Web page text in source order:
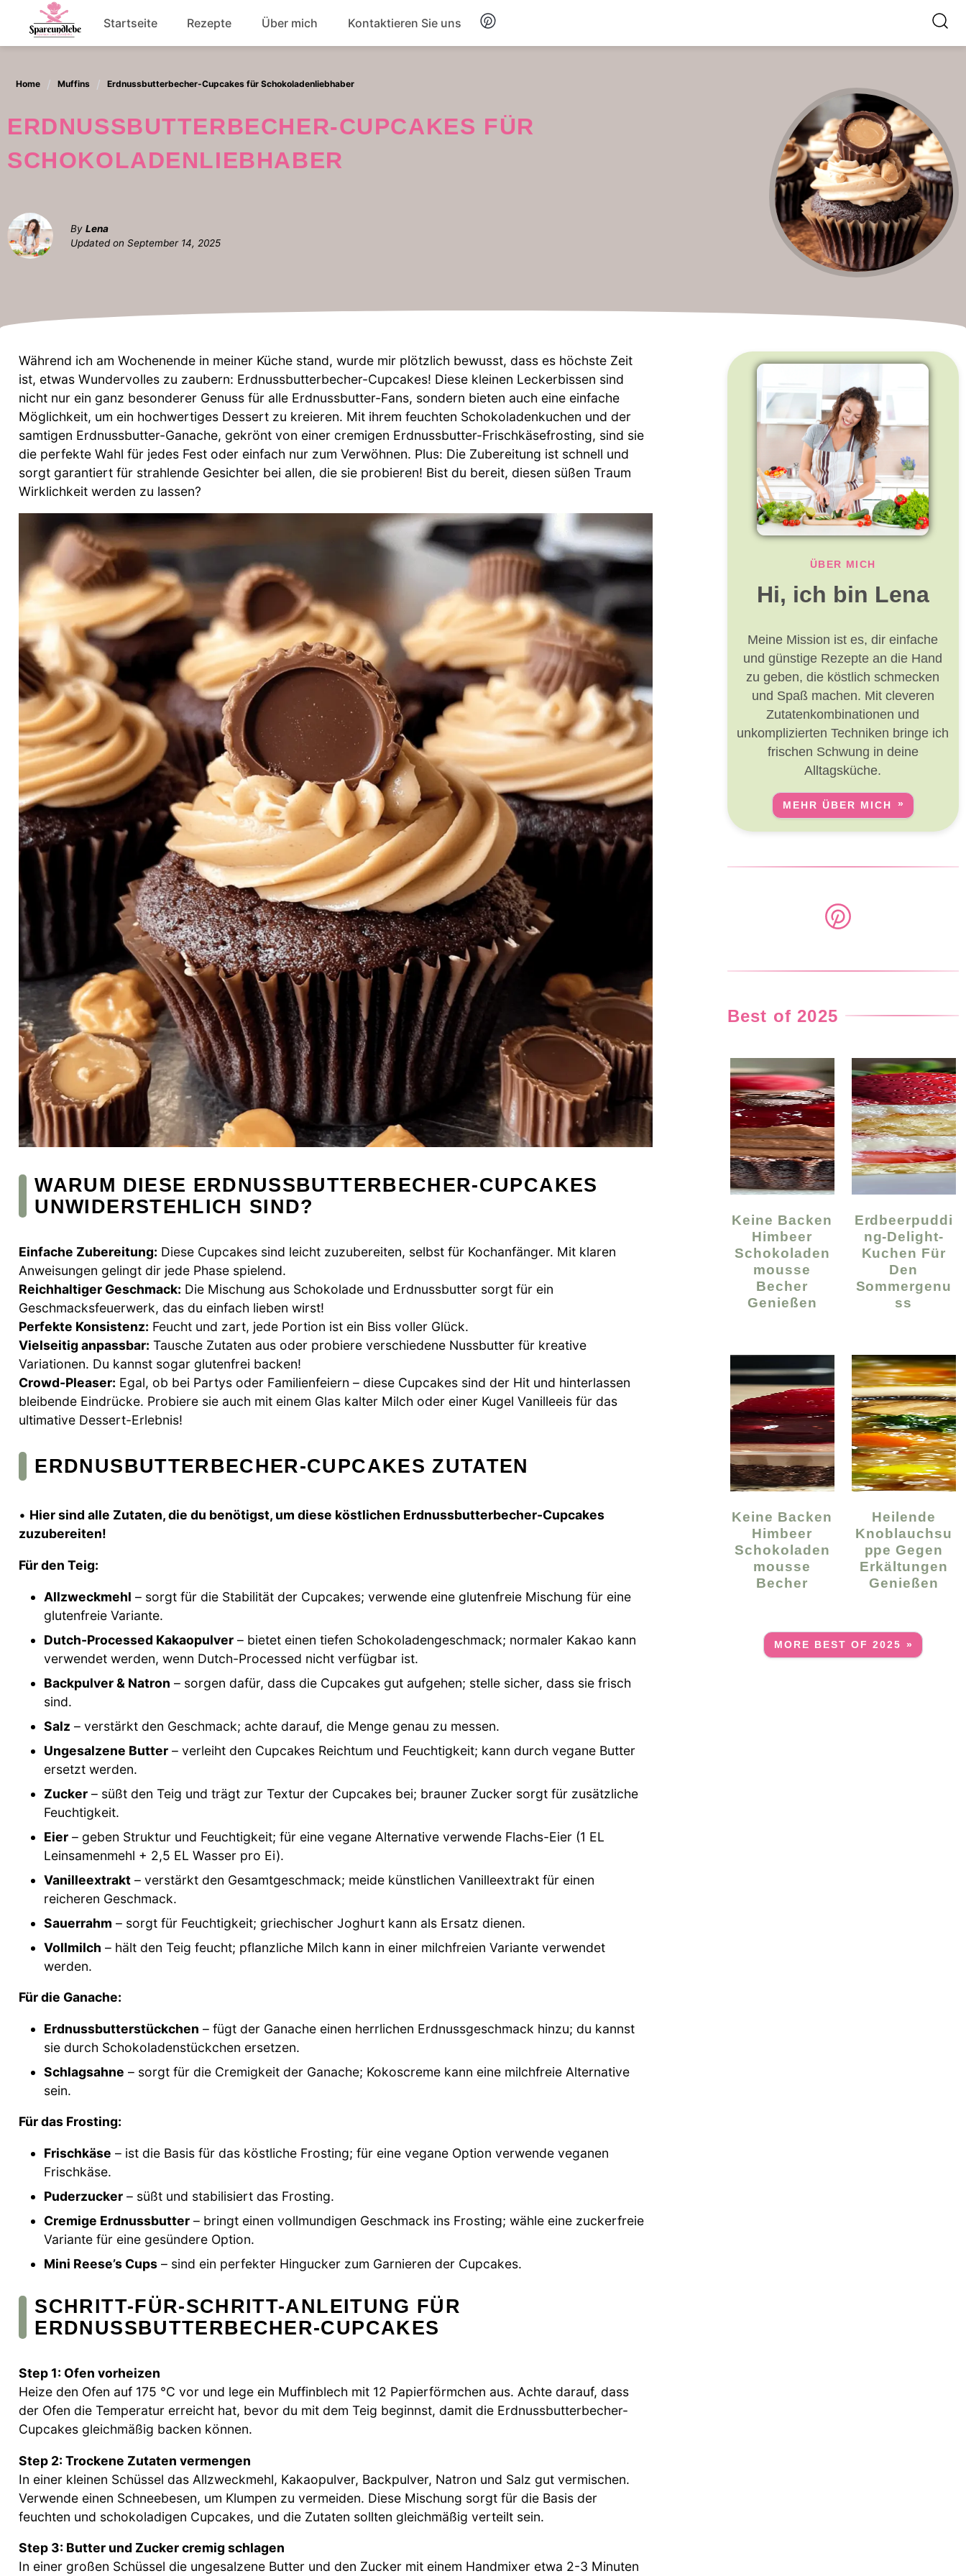
content
Startseite Rezepte Über mich Kontaktieren Sie uns
Home Muffins Erdnussbutterbecher-Cupcakes für Schokoladenliebhaber
ERDNUSSBUTTERBECHER-CUPCAKES FÜR
SCHOKOLADENLIEBHABER
By Lena
Updated on September 14, 2025
Während ich am Wochenende in meiner Küche stand, wurde mir plötzlich bewusst, dass es höchste Zeit
ist, etwas Wundervolles zu zaubern: Erdnussbutterbecher-Cupcakes! Diese kleinen Leckerbissen sind
nicht nur ein ganz besonderer Genuss für alle Erdnussbutter-Fans, sondern bieten auch eine einfache
Möglichkeit, um ein hochwertiges Dessert zu kreieren. Mit ihrem feuchten Schokoladenkuchen und der
samtigen Erdnussbutter-Ganache, gekrönt von einer cremigen Erdnussbutter-Frischkäsefrosting, sind sie
die perfekte Wahl für jedes Fest oder einfach nur zum Verwöhnen. Plus: Die Zubereitung ist schnell und
sorgt garantiert für strahlende Gesichter bei allen, die sie probieren! Bist du bereit, diesen süßen Traum
Wirklichkeit werden zu lassen?
WARUM DIESE ERDNUSSBUTTERBECHER-CUPCAKES
UNWIDERSTEHLICH SIND?
Einfache Zubereitung: Diese Cupcakes sind leicht zuzubereiten, selbst für Kochanfänger. Mit klaren
Anweisungen gelingt dir jede Phase spielend.
Reichhaltiger Geschmack: Die Mischung aus Schokolade und Erdnussbutter sorgt für ein
Geschmacksfeuerwerk, das du einfach lieben wirst!
Perfekte Konsistenz: Feucht und zart, jede Portion ist ein Biss voller Glück.
Vielseitig anpassbar: Tausche Zutaten aus oder probiere verschiedene Nussbutter für kreative
Variationen. Du kannst sogar glutenfrei backen!
Crowd-Pleaser: Egal, ob bei Partys oder Familienfeiern – diese Cupcakes sind der Hit und hinterlassen
bleibende Eindrücke. Probiere sie auch mit einem Glas kalter Milch oder einer Kugel Vanilleeis für das
ultimative Dessert-Erlebnis!
ERDNUSBUTTERBECHER-CUPCAKES ZUTATEN
• Hier sind alle Zutaten, die du benötigst, um diese köstlichen Erdnussbutterbecher-Cupcakes
zuzubereiten!
Für den Teig:
Allzweckmehl – sorgt für die Stabilität der Cupcakes; verwende eine glutenfreie Mischung für eine
glutenfreie Variante.
Dutch-Processed Kakaopulver – bietet einen tiefen Schokoladengeschmack; normaler Kakao kann
verwendet werden, wenn Dutch-Processed nicht verfügbar ist.
Backpulver & Natron – sorgen dafür, dass die Cupcakes gut aufgehen; stelle sicher, dass sie frisch
sind.
Salz – verstärkt den Geschmack; achte darauf, die Menge genau zu messen.
Ungesalzene Butter – verleiht den Cupcakes Reichtum und Feuchtigkeit; kann durch vegane Butter
ersetzt werden.
Zucker – süßt den Teig und trägt zur Textur der Cupcakes bei; brauner Zucker sorgt für zusätzliche
Feuchtigkeit.
Eier – geben Struktur und Feuchtigkeit; für eine vegane Alternative verwende Flachs-Eier (1 EL
Leinsamenmehl + 2,5 EL Wasser pro Ei).
Vanilleextrakt – verstärkt den Gesamtgeschmack; meide künstlichen Vanilleextrakt für einen
reicheren Geschmack.
Sauerrahm – sorgt für Feuchtigkeit; griechischer Joghurt kann als Ersatz dienen.
Vollmilch – hält den Teig feucht; pflanzliche Milch kann in einer milchfreien Variante verwendet
werden.
Für die Ganache:
Erdnussbutterstückchen – fügt der Ganache einen herrlichen Erdnussgeschmack hinzu; du kannst
sie durch Schokoladenstückchen ersetzen.
Schlagsahne – sorgt für die Cremigkeit der Ganache; Kokoscreme kann eine milchfreie Alternative
sein.
Für das Frosting:
Frischkäse – ist die Basis für das köstliche Frosting; für eine vegane Option verwende veganen
Frischkäse.
Puderzucker – süßt und stabilisiert das Frosting.
Cremige Erdnussbutter – bringt einen vollmundigen Geschmack ins Frosting; wähle eine zuckerfreie
Variante für eine gesündere Option.
Mini Reese’s Cups – sind ein perfekter Hingucker zum Garnieren der Cupcakes.
SCHRITT-FÜR-SCHRITT-ANLEITUNG FÜR
ERDNUSSBUTTERBECHER-CUPCAKES
Step 1: Ofen vorheizen
Heize den Ofen auf 175 °C vor und lege ein Muffinblech mit 12 Papierförmchen aus. Achte darauf, dass
der Ofen die Temperatur erreicht hat, bevor du mit dem Teig beginnst, damit die Erdnussbutterbecher-
Cupcakes gleichmäßig backen können.
Step 2: Trockene Zutaten vermengen
In einer kleinen Schüssel das Allzweckmehl, Kakaopulver, Backpulver, Natron und Salz gut vermischen.
Verwende einen Schneebesen, um Klumpen zu vermeiden. Diese Mischung sorgt für die Basis der
feuchten und schokoladigen Cupcakes, und die Zutaten sollten gleichmäßig verteilt sein.
Step 3: Butter und Zucker cremig schlagen
In einer großen Schüssel die ungesalzene Butter und den Zucker mit einem Handmixer etwa 2-3 Minuten
ÜBER MICH
Hi, ich bin Lena
Meine Mission ist es, dir einfache
und günstige Rezepte an die Hand
zu geben, die köstlich schmecken
und Spaß machen. Mit cleveren
Zutatenkombinationen und
unkomplizierten Techniken bringe ich
frischen Schwung in deine
Alltagsküche.
MEHR ÜBER MICH
Best of 2025
Keine Backen
Himbeer
Schokoladen
Mousse
Becher
Genießen
Erdbeerpuddi
Ng-Delight-
Kuchen Für
Den
Sommergenu
Ss
Keine Backen
Himbeer
Schokoladen
Mousse
Becher
Heilende
Knoblauchsu
Ppe Gegen
Erkältungen
Genießen
MORE BEST OF 2025 »